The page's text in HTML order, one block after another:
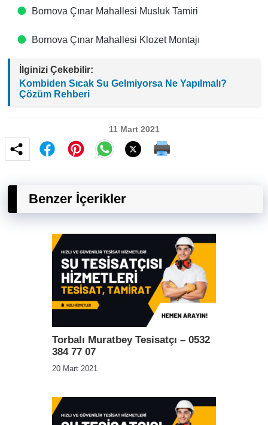
Bornova Çınar Mahallesi Musluk Tamiri
Bornova Çınar Mahallesi Klozet Montajı
İlginizi Çekebilir:
Kombiden Sıcak Su Gelmiyorsa Ne Yapılmalı?
Çözüm Rehberi
11 Mart 2021
Benzer İçerikler
Torbalı Muratbey Tesisatçı – 0532
384 77 07
20 Mart 2021